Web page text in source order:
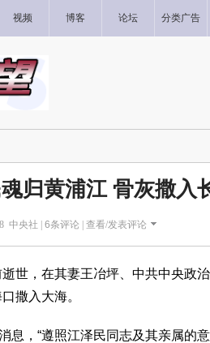
视频 博客 论坛 分类广告
归黄浦江 骨灰撒入
中央社 | 6条评论 | 查看/发表评论
世，在其妻王冶坪、中共中央政
撒入大海。
息，“遵照江泽民同志及其亲属的